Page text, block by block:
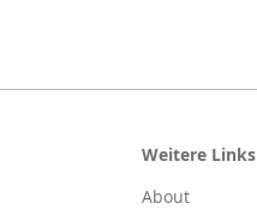
Weitere Links
About